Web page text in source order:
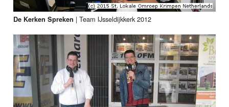
De Kerken Spreken |Team IJsseldijkkerk 2012